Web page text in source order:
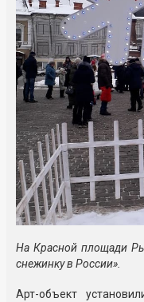
На Красной площади
снежинку в России».
Арт-объект